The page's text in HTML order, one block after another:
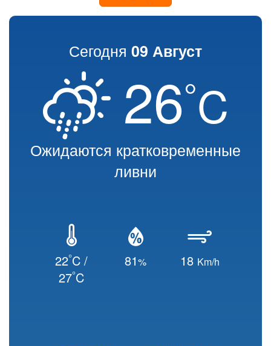
Сегодня 09 Август
26°C
Ожидаются кратковременные
ливни
22°C /
27°C
81% 18 Km/h